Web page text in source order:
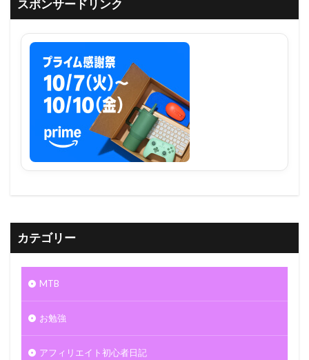
スポンサードリンク
カテゴリー
MTB
お勉強
アフィリエイト初心者日記